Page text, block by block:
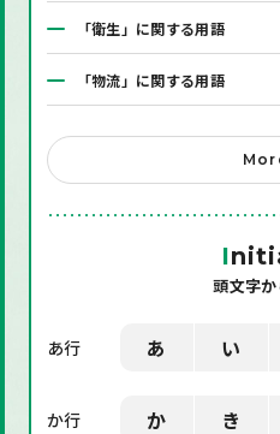
「衛生」に関する用語
「物流」に関する用語
「システム」に関する用語
「店舗備品」に関する用語
「環境」に関する用語
「業界用語」に関する用語
I
頭文字
あ行 あ い
か行 か き